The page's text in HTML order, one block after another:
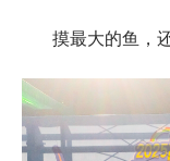
摸最大的鱼，